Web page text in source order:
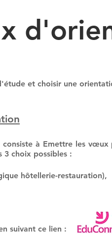
et choisir une
à Emettre les vœux
3 choix possibles :
hôtellerie-restauration),
suivant ce lien :